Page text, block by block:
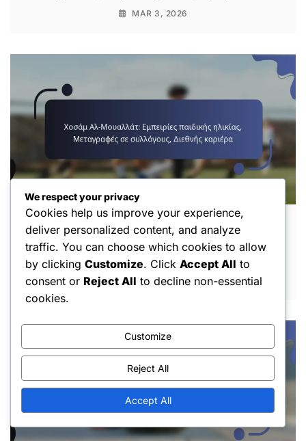
MAR 3, 2026
Χοσάμ Αλ-Μουαλλάτ: Εμπειρίες παιδικής
ηλικίας, Μεταγραφές σε συλλόγους,
Διεθνής καριέρα
FEB 27, 2026
We respect your privacy
Cookies help us improve your experience,
deliver personalized content, and analyze
traffic. You can choose which cookies to allow
by clicking Customize. Click Accept All to
consent or Reject All to decline non-essential
cookies.
Customize
Reject All
Accept All